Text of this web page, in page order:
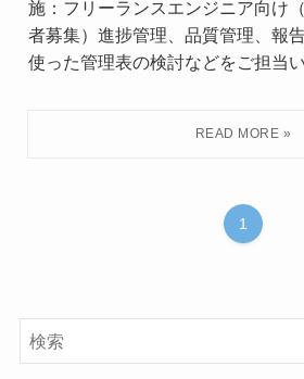
施：フリーランスエンジニア向け
者募集）進捗管理、品質管理、報
使った管理表の検討などをご担当
1